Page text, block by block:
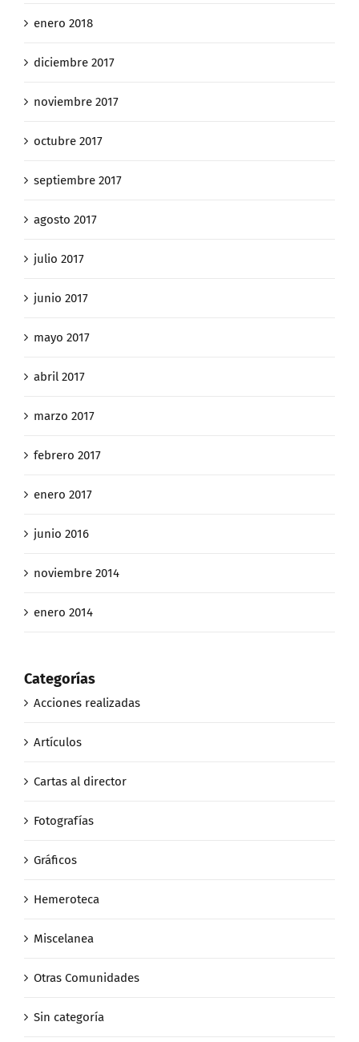
enero 2018
diciembre 2017
noviembre 2017
octubre 2017
septiembre 2017
agosto 2017
julio 2017
junio 2017
mayo 2017
abril 2017
marzo 2017
febrero 2017
enero 2017
junio 2016
noviembre 2014
enero 2014
Categorías
Acciones realizadas
Artículos
Cartas al director
Fotografías
Gráficos
Hemeroteca
Miscelanea
Otras Comunidades
Sin categoría